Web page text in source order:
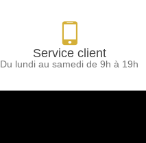
Service client
Du lundi au samedi de 9h à 19h